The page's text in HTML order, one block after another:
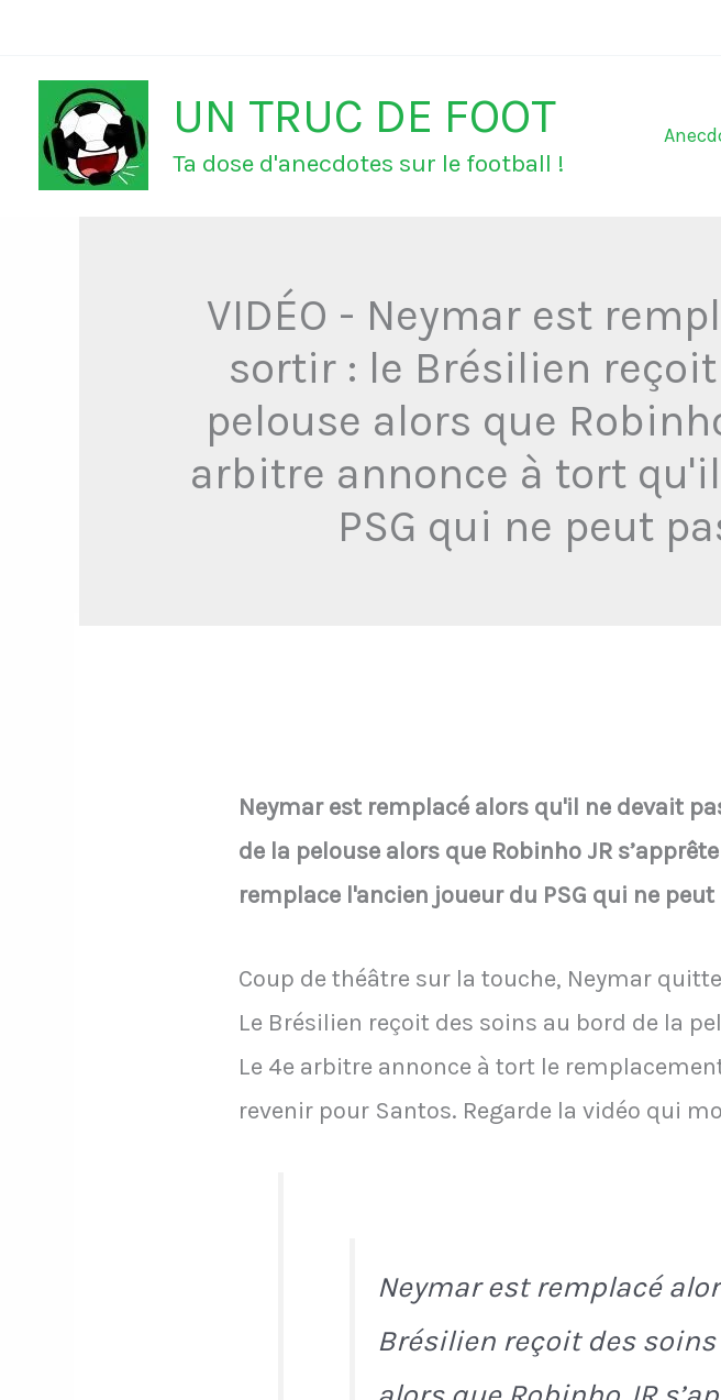
contenu
UN TRUC DE FOOT
Ta dose d'anecdotes sur le football !
VIDÉO - Neymar est
sortir : le Brésilien
pelouse alors que
arbitre annonce à tort
PSG qui ne peut
Neymar est remplacé alors qu'il ne devait
de la pelouse alors que Robinho JR
remplace l'ancien joueur du PSG qui ne
Coup de théâtre sur la touche, Neymar
Le Brésilien reçoit des soins au bord de la
Le 4e arbitre annonce à tort le
revenir pour Santos. Regarde la vidéo qui
Neymar est remplacé
Brésilien reçoit des